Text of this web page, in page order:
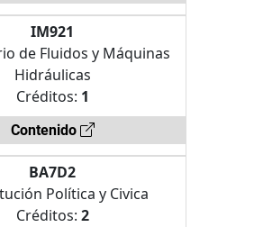
IM921
de Fluidos y Máquinas
Hidráulicas
Créditos: 1
Contenido
BA7D2
Política y Civica
Créditos: 2